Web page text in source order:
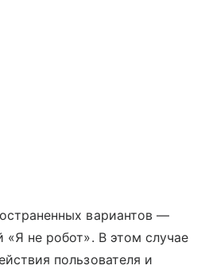
вариантов —
«Я не робот». В этом случае
пользователя и